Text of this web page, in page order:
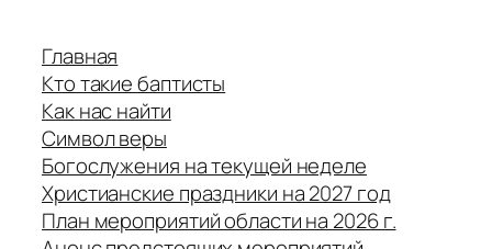
Главная
Кто такие баптисты
Как нас найти
Символ веры
Богослужения на текущей неделе
Христианские праздники на 2027 год
План мероприятий области на 2026 г.